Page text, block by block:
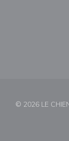
© 2026 LE